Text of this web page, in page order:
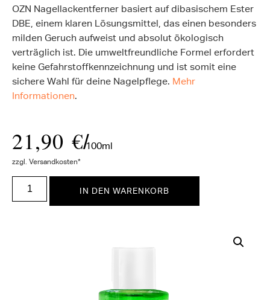
OZN Nagellackentferner basiert auf dibasischem Ester
DBE, einem klaren Lösungsmittel, das einen besonders
milden Geruch aufweist und absolut ökologisch
verträglich ist. Die umweltfreundliche Formel erfordert
keine Gefahrstoffkennzeichnung und ist somit eine
sichere Wahl für deine Nagelpflege. Mehr
Informationen.
21,90 €/
100ml
zzgl. Versandkosten*
IN DEN WARENKORB